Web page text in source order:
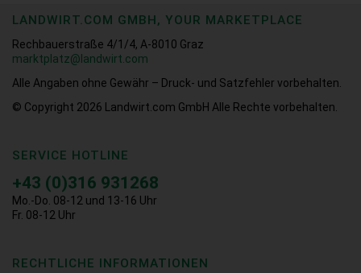
LANDWIRT.COM GMBH, YOUR MARKETPLACE
Rechbauerstraße 4/1/4, A-8010 Graz
marktplatz@landwirt.com
Alle Angaben ohne Gewähr – Druck- und Satzfehler vorbehalten.
© Copyright 2026
Landwirt.com GmbH Alle Rechte vorbehalten.
SERVICE HOTLINE
+43 (0)316 931268
Mo.-Do. 08-12 und 13-16 Uhr
Fr. 08-12 Uhr
RECHTLICHE INFORMATIONEN